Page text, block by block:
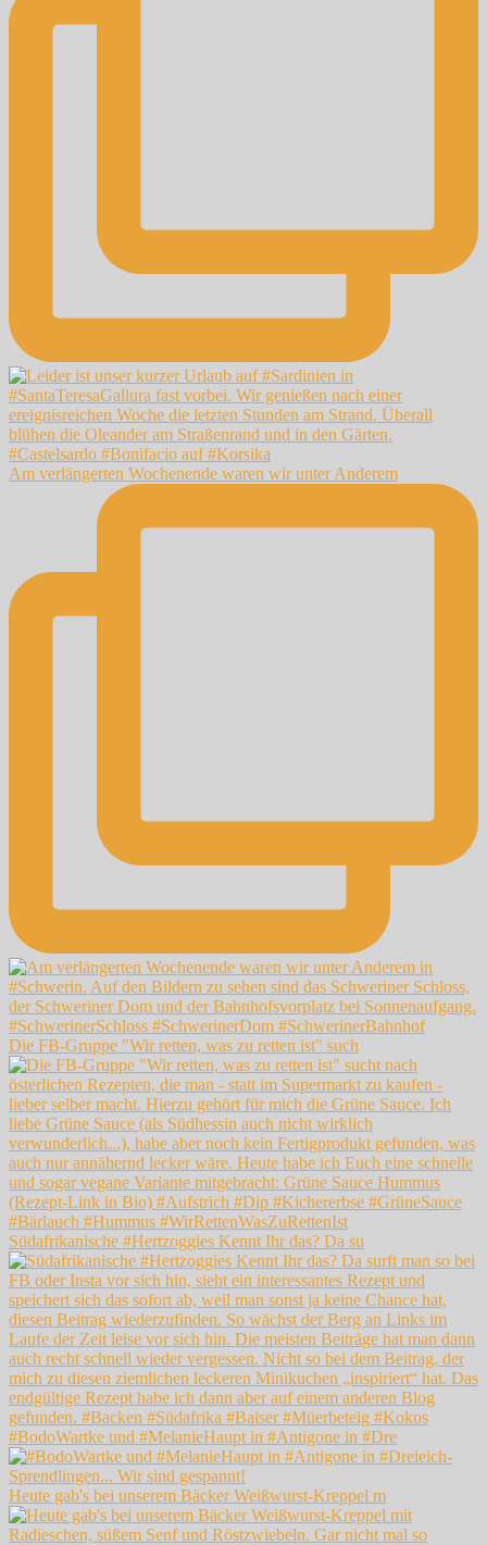
Am verlängerten Wochenende waren wir unter Anderem
Die FB-Gruppe "Wir retten, was zu retten ist" such
Südafrikanische #Hertzoggies Kennt Ihr das? Da su
#BodoWartke und #MelanieHaupt in #Antigone in #Dre
Heute gab's bei unserem Bäcker Weißwurst-Kreppel m